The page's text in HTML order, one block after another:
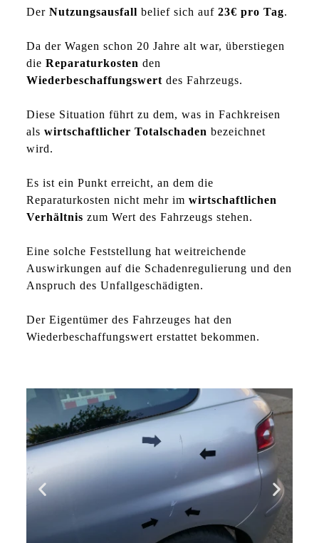
Der Nutzungsausfall belief sich auf 23€ pro Tag.
Da der Wagen schon 20 Jahre alt war, überstiegen
die Reparaturkosten den
Wiederbeschaffungswertdes Fahrzeugs.
Diese Situation führt zu dem, was in Fachkreisen
als wirtschaftlicher Totalschaden bezeichnet
wird.
Es ist ein Punkt erreicht, an dem die
Reparaturkosten nicht mehr im wirtschaftlichen
Verhältnis zum Wert des Fahrzeugs stehen.
Eine solche Feststellung hat weitreichende
Auswirkungen auf die Schadenregulierung und den
Anspruch des Unfallgeschädigten.
Der Eigentümer des Fahrzeuges hat den
Wiederbeschaffungswert erstattet bekommen.